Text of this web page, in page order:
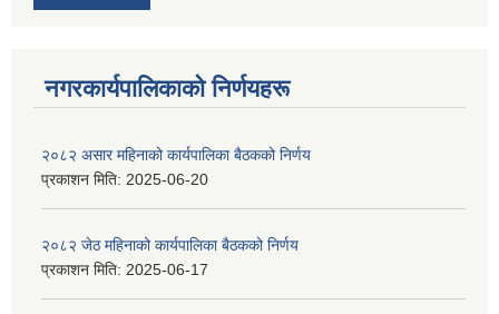
नगरकार्यपालिकाकाे निर्णयहरू
२०८२ असार महिनाको कार्यपालिका बैठकको निर्णय
प्रकाशन मिति: 2025-06-20
२०८२ जेठ महिनाको कार्यपालिका बैठकको निर्णय
प्रकाशन मिति: 2025-06-17